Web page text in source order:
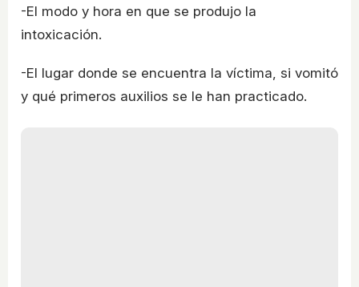
-El modo y hora en que se produjo la
intoxicación.
-El lugar donde se encuentra la víctima, si vomitó
y qué primeros auxilios se le han practicado.